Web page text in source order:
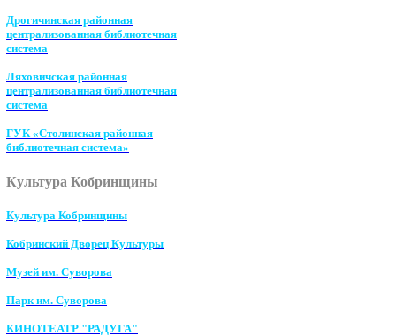
Дрогичинская районная
централизованная библиотечная
система
Ляховичская районная
централизованная библиотечная
система
ГУК «Столинская районная
библиотечная система»
Культура Кобринщины
Культура Кобринщины
Кобринский Дворец Культуры
Музей им. Суворова
Парк им. Суворова
КИНОТЕАТР "РАДУГА"